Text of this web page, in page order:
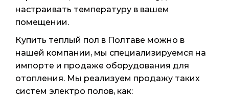
настраивать температуру в вашем
помещении.
Купить теплый пол в Полтаве можно в
нашей компании, мы специализируемся на
импорте и продаже оборудования для
отопления. Мы реализуем продажу таких
систем электро полов, как: